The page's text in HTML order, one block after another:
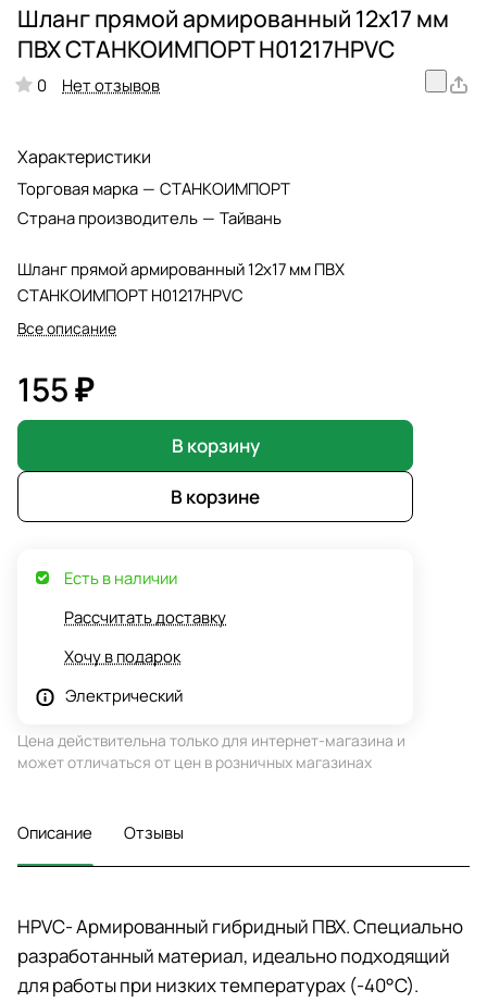
Шланг прямой армированный 12х17 мм
ПВХ СТАНКОИМПОРТ H01217HPVC
0 Нет отзывов
Характеристики
Торговая марка — СТАНКОИМПОРТ
Страна производитель — Тайвань
Шланг прямой армированный 12х17 мм ПВХ
СТАНКОИМПОРТ H01217HPVC
Все описание
155 ₽
В корзину
В корзине
Есть в наличии
Рассчитать доставку
Хочу в подарок
Электрический
Цена действительна только для интернет-магазина и
может отличаться от цен в розничных магазинах
Описание Отзывы
HPVC- Армированный гибридный ПВХ. Специально
разработанный материал, идеально подходящий
для работы при низких температурах (-40°С).